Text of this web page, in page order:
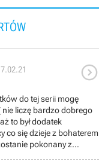

do tej serii mogę
pokonany z